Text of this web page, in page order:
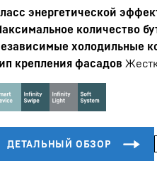
энергетической
количество
холодильные
крепления фасадов